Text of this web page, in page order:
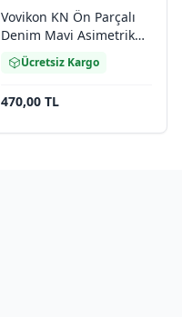
Vovikon KN Ön Parçalı
Denim Mavi Asimetrik
Kadın Kot Etek
Ücretsiz Kargo
470,00 TL